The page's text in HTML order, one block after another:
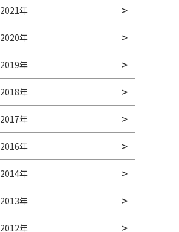
2021年
2020年
2019年
2018年
2017年
2016年
2014年
2013年
2012年